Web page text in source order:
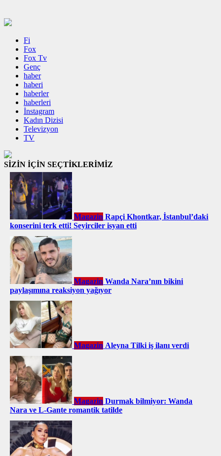
Fi
Fox
Fox Tv
Genç
haber
haberi
haberler
haberleri
İnstagram
Kadın Dizisi
Televizyon
TV
SİZİN İÇİN SEÇTİKLERİMİZ
Magazin Rapçi Khontkar, İstanbul’daki
konserini terk etti! Seyirciler isyan etti
Magazin Wanda Nara’nın bikini
paylaşımına reaksiyon yağıyor
Magazin Aleyna Tilki iş ilanı verdi
Magazin Durmak bilmiyor: Wanda
Nara ve L-Gante romantik tatilde